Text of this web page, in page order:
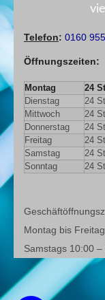
Telefon: 0160
Öffnungszeiten:
Montag
24
Dienstag
24
Mittwoch
24
Donnerstag
24
Freitag
24
Samstag
24
Sonntag
24
Montag bis
Samstags 10:00